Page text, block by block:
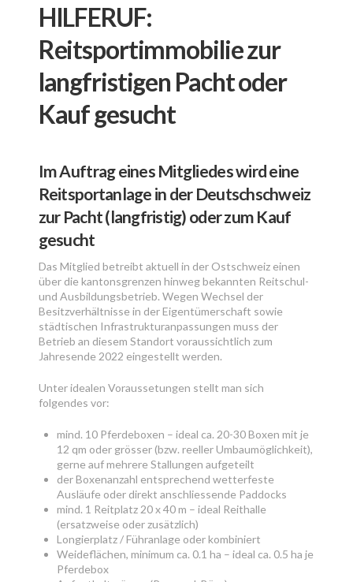
HILFERUF:
Reitsportimmobilie zur
langfristigen Pacht oder
Kauf gesucht
Im Auftrag eines Mitgliedes wird eine
Reitsportanlage in der Deutschschweiz
zur Pacht (langfristig) oder zum Kauf
gesucht
Das Mitglied betreibt aktuell in der Ostschweiz einen
über die kantonsgrenzen hinweg bekannten Reitschul-
und Ausbildungsbetrieb. Wegen Wechsel der
Besitzverhältnisse in der Eigentümerschaft sowie
städtischen Infrastrukturanpassungen muss der
Betrieb an diesem Standort voraussichtlich zum
Jahresende 2022 eingestellt werden.
Unter idealen Voraussetungen stellt man sich
folgendes vor:
mind. 10 Pferdeboxen – ideal ca. 20-30 Boxen mit je
12 qm oder grösser (bzw. reeller Umbaumöglichkeit),
gerne auf mehrere Stallungen aufgeteilt
der Boxenanzahl entsprechend wetterfeste
Ausläufe oder direkt anschliessende Paddocks
mind. 1 Reitplatz 20 x 40 m – ideal Reithalle
(ersatzweise oder zusätzlich)
Longierplatz / Führanlage oder kombiniert
Weideflächen, minimum ca. 0.1 ha – ideal ca. 0.5 ha je
Pferdebox